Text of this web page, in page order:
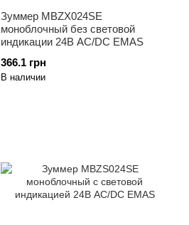
Зуммер MBZX024SE
моноблочный без световой
индикации 24В AC/DC EMAS
366.1 грн
В наличии